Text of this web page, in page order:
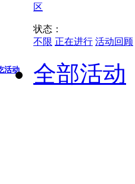
活动
区
状态：
不限 正在进行 活动回顾
全部活动